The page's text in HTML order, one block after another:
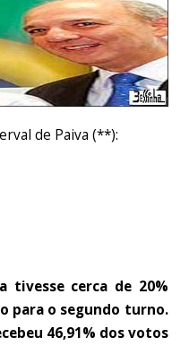
de Paiva (**):
tivesse cerca de 20%
para o segundo turno.
46,91% dos votos